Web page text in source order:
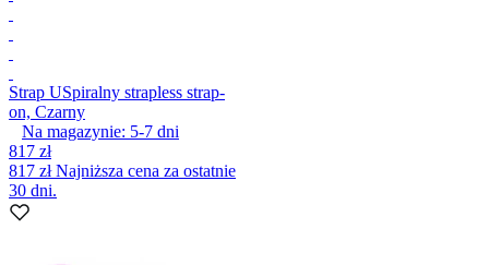
Strap USpiralny strapless strap-
on, Czarny
Na magazynie: 5-7 dni
817 zł
817 złNajniższa cena za ostatnie
30 dni.